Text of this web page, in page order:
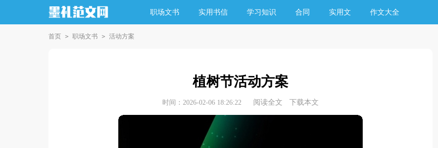
职场文书 实用书信 学习知识 合同 实用文 作文大全
首页 > 职场文书 > 活动方案
植树节活动方案
时间：2026-02-06 18:26:22 阅读全文 下载本文